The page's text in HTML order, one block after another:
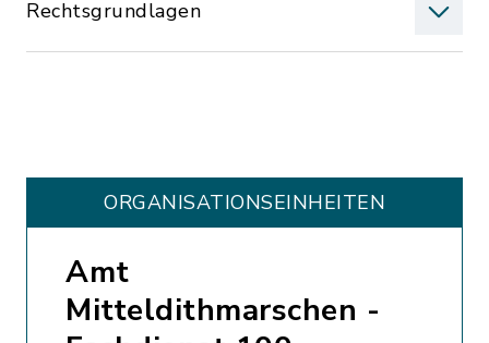
Rechtsgrundlagen
ORGANISATIONS­EINHEITEN
Amt
Mitteldithmarschen -